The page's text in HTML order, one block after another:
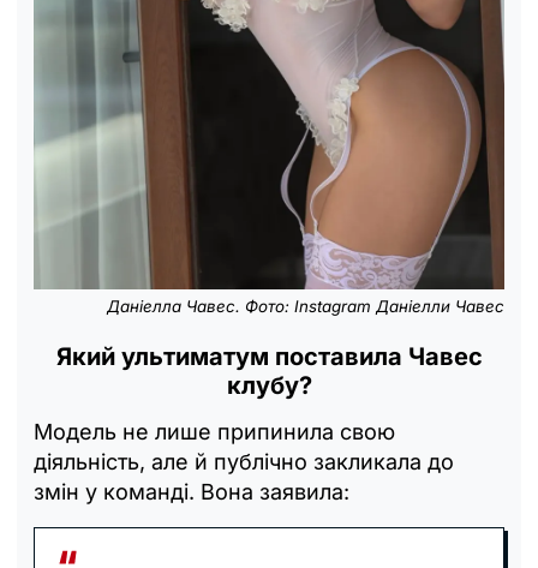
Даніелла Чавес. Фото: Instagram Даніелли Чавес
Який ультиматум поставила Чавес
клубу?
Модель не лише припинила свою
діяльність, але й публічно закликала до
змін у команді. Вона заявила: